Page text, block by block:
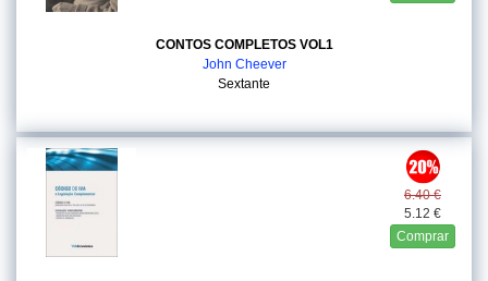
CONTOS COMPLETOS VOL1
John Cheever
Sextante
6.40 €
5.12 €
Comprar